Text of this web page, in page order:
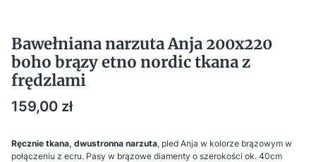
Bawełniana narzuta Anja 200x220
boho brązy etno nordic tkana z
frędzlami
Cena
159,00 zł
Ręcznie tkana, dwustronna narzuta, pled Anja w kolorze brązowym w
połączeniu z ecru. Pasy w brązowe diamenty o szerokości ok. 40cm